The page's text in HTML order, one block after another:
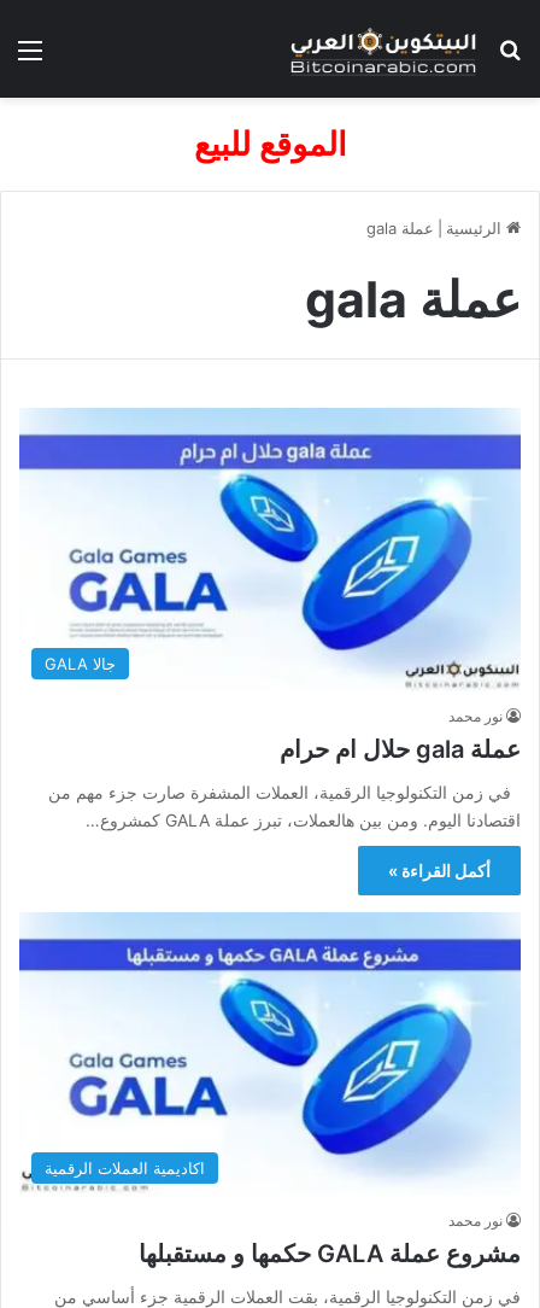
بحث عن
الموقع للبيع
الرئيسية عملة gala
عملة gala
جالا GALA
نور محمد
عملة gala حلال ام حرام
في زمن التكنولوجيا الرقمية، العملات المشفرة صارت جزء مهم من
اقتصادنا اليوم. ومن بين هالعملات، تبرز عملة GALA كمشروع…
أكمل القراءة »
اكاديمية العملات الرقمية
نور محمد
مشروع عملة GALA حكمها و مستقبلها
في زمن التكنولوجيا الرقمية، بقت العملات الرقمية جزء أساسي من